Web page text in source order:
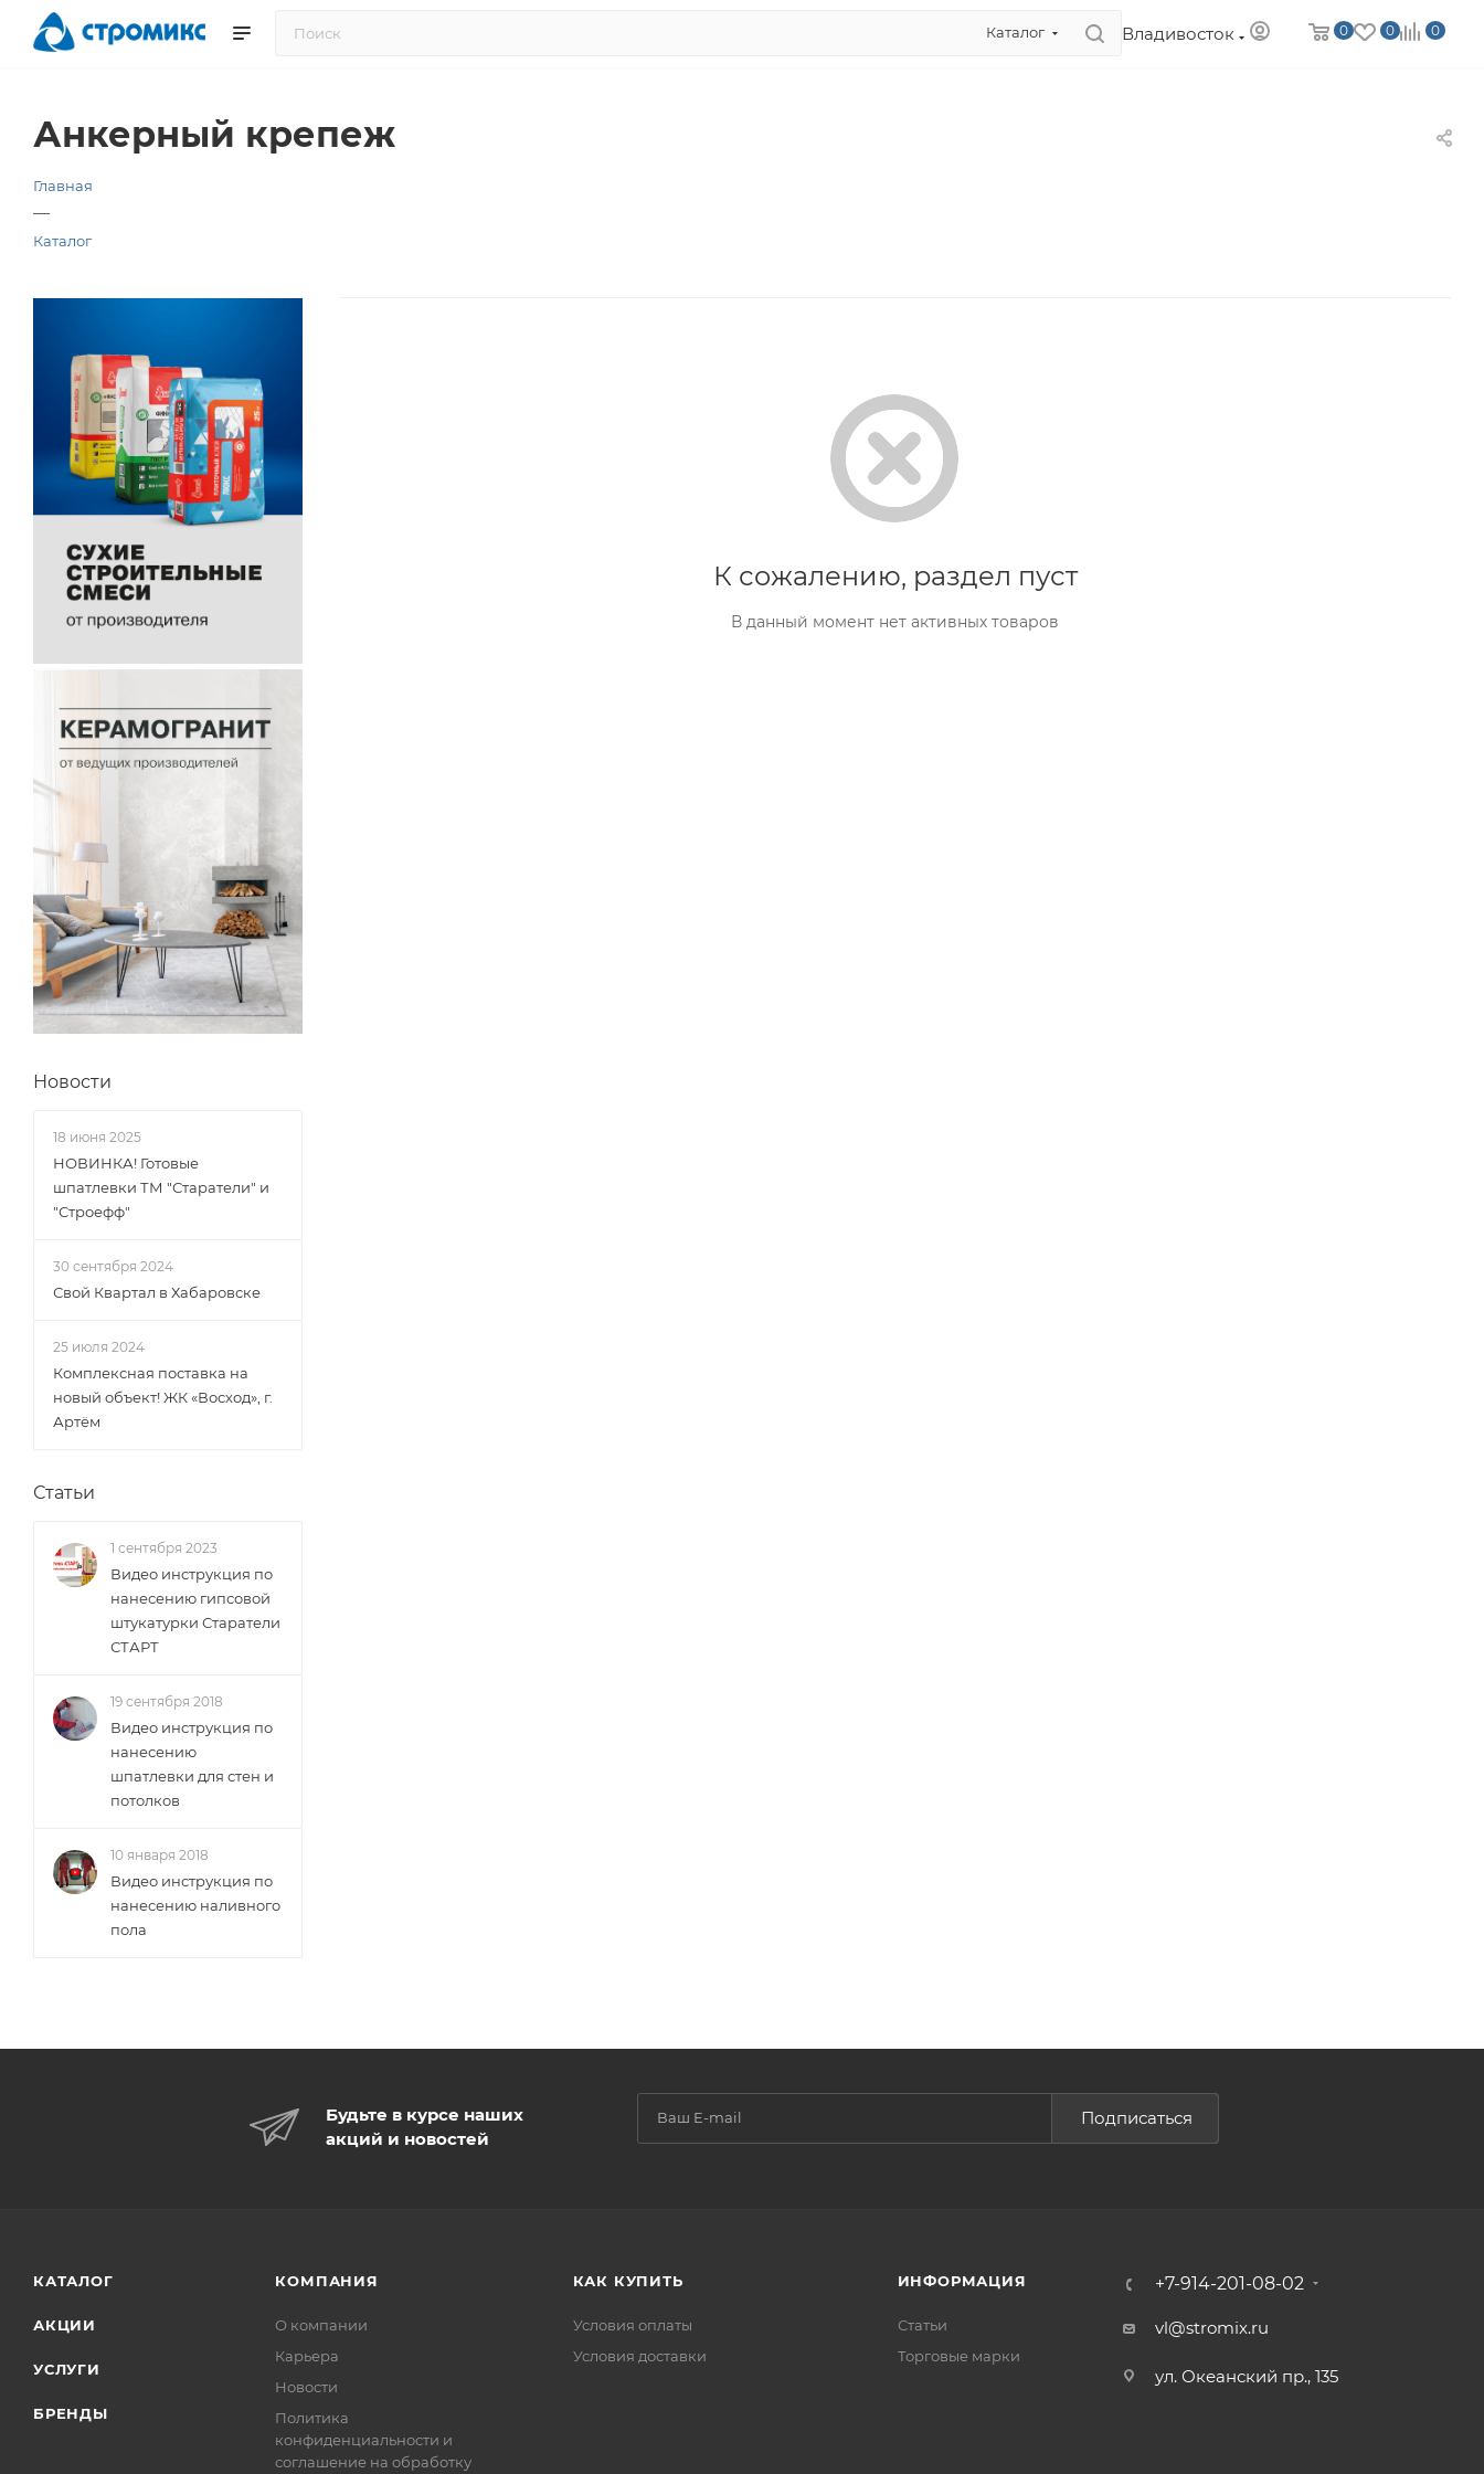
Каталог Владивосток 0
0
0
Анкерный крепеж
Главная
—
Каталог
К сожалению, раздел пуст
В данный момент нет активных товаров
Новости
18 июня 2025
НОВИНКА! Готовые
шпатлевки ТМ "Старатели" и
"Строефф"
30 сентября 2024
Свой Квартал в Хабаровске
25 июля 2024
Комплексная поставка на
новый объект! ЖК «Восход», г.
Артём
Статьи
1 сентября 2023
Видео инструкция по
нанесению гипсовой
штукатурки Старатели
СТАРТ
19 сентября 2018
Видео инструкция по
нанесению
шпатлевки для стен и
потолков
10 января 2018
Видео инструкция по
нанесению наливного
пола
Будьте в курсе наших
акций и новостей
Подписаться
КАТАЛОГ
АКЦИИ
УСЛУГИ
БРЕНДЫ
КОМПАНИЯ
О компании
Карьера
Новости
Политика
конфиденциальности и
соглашение на обработку
КАК КУПИТЬ
Условия оплаты
Условия доставки
ИНФОРМАЦИЯ
Статьи
Торговые марки
+7-914-201-08-02
vl@stromix.ru
ул. Океанский пр., 135